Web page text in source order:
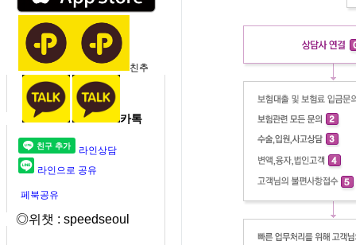
친추
카톡
라인상담
라인으로 공유
페북공유
◎위챗 : speedseoul